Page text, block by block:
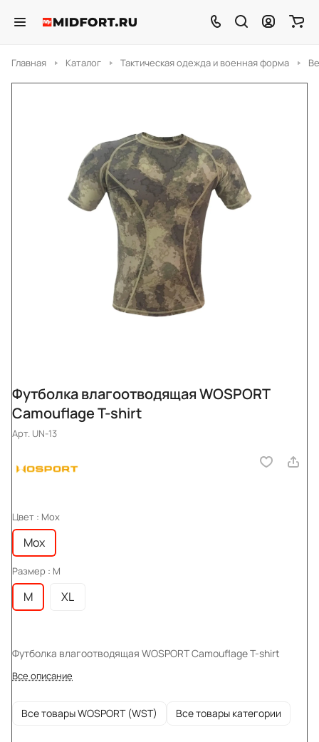
Главная Каталог Тактическая одежда и военная форма
Футболка влагоотводящая WOSPORT
Camouflage T-shirt
Арт. UN-13
Цвет : Мох
Мох
Размер : M
M XL
Футболка влагоотводящая WOSPORT Camouflage T-shirt
Все описание
Все товары WOSPORT (WST) Все товары категории